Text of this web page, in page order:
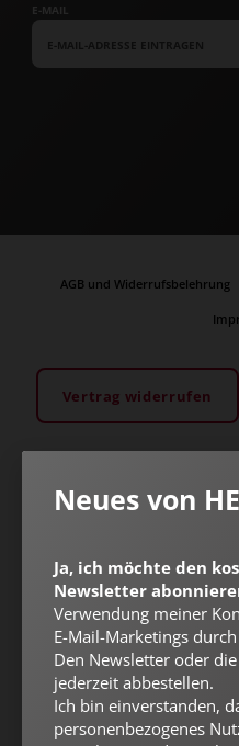
E-MAIL
AGB und Widerrufsbelehrung
Vertrag widerrufen
Neues von
Ja, ich möchte den
Newsletter
Verwendung meiner
E-Mail-Marketings
Den Newsletter oder
jederzeit abbestellen.
Ich bin einverstanden,
personenbezogenes